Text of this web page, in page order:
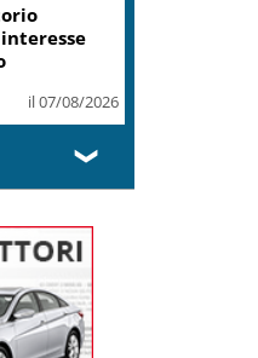
il 07/08/2026
❯